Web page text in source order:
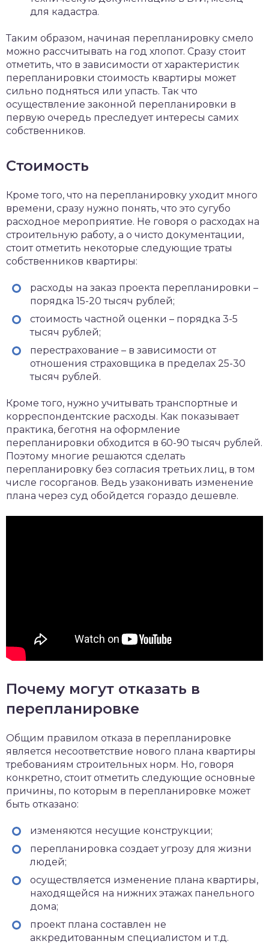
для кадастра.
Таким образом, начиная перепланировку смело
можно рассчитывать на год хлопот. Сразу стоит
отметить, что в зависимости от характеристик
перепланировки стоимость квартиры может
сильно подняться или упасть. Так что
осуществление законной перепланировки в
первую очередь преследует интересы самих
собственников.
Стоимость
Кроме того, что на перепланировку уходит много
времени, сразу нужно понять, что это сугубо
расходное мероприятие. Не говоря о расходах на
строительную работу, а о чисто документации,
стоит отметить некоторые следующие траты
собственников квартиры:
расходы на заказ проекта перепланировки –
порядка 15-20 тысяч рублей;
стоимость частной оценки – порядка 3-5
тысяч рублей;
перестрахование – в зависимости от
отношения страховщика в пределах 25-30
тысяч рублей.
Кроме того, нужно учитывать транспортные и
корреспондентские расходы. Как показывает
практика, беготня на оформление
перепланировки обходится в 60-90 тысяч рублей.
Поэтому многие решаются сделать
перепланировку без согласия третьих лиц, в том
числе госорганов. Ведь узаконивать изменение
плана через суд обойдется гораздо дешевле.
Почему могут отказать в
перепланировке
Общим правилом отказа в перепланировке
является несоответствие нового плана квартиры
требованиям строительных норм. Но, говоря
конкретно, стоит отметить следующие основные
причины, по которым в перепланировке может
быть отказано:
изменяются несущие конструкции;
перепланировка создает угрозу для жизни
людей;
осуществляется изменение плана квартиры,
находящейся на нижних этажах панельного
дома;
проект плана составлен не
аккредитованным специалистом и т.д.